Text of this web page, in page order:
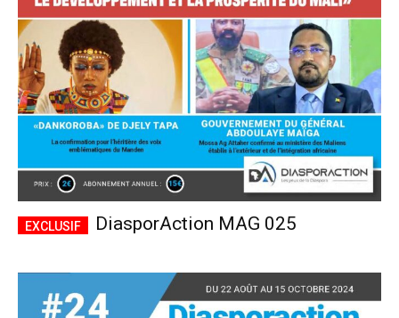
DiasporAction MAG 025